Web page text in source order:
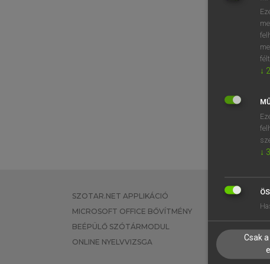
SZOTAR.NET APPLIKÁCIÓ
MICROSOFT OFFICE BŐVÍTMÉNY
BEÉPÜLŐ SZÓTÁRMODUL
ONLINE NYELVVIZSGA
EGYÉNI
TANULÓKNAK
VÁLLALATI
↓ 2
↓ 3
Csak